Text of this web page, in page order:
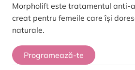
Morpholift este tratamentul anti-
creat pentru femeile care își
naturale.
Programează-te